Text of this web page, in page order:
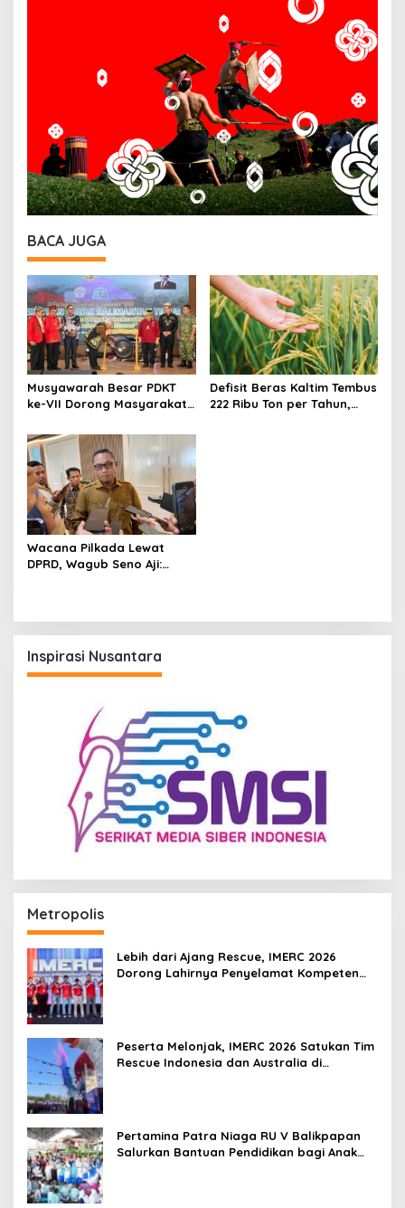
BACA JUGA
Musyawarah Besar PDKT
ke-VII Dorong Masyarakat
Pembangunan IKN
Defisit Beras Kaltim Tembus
222 Ribu Ton per Tahun,
Wacana Pilkada Lewat
DPRD, Wagub Seno Aji:
Inspirasi Nusantara
Metropolis
Lebih dari Ajang Rescue, IMERC 2026
Dorong Lahirnya Penyelamat Kompeten
Peserta Melonjak, IMERC 2026 Satukan Tim
Rescue Indonesia dan Australia di
Pertamina Patra Niaga RU V Balikpapan
Salurkan Bantuan Pendidikan bagi Anak